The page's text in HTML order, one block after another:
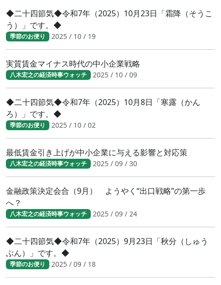
◆二十四節気◆令和7年（2025）10月23日「霜降（そうこ
う）」です。◆
季節のお便り 2025 / 10 / 19
実質賃金マイナス時代の中小企業戦略
八木宏之の経済時事ウォッチ 2025 / 10 / 09
◆二十四節気◆令和7年（2025）10月8日「寒露（かん
ろ）」です。◆
季節のお便り 2025 / 10 / 02
最低賃金引き上げが中小企業に与える影響と対応策
八木宏之の経済時事ウォッチ 2025 / 09 / 30
金融政策決定会合（9月） ようやく“出口戦略”の第一歩
へ？
八木宏之の経済時事ウォッチ 2025 / 09 / 24
◆二十四節気◆令和7年（2025）9月23日「秋分（しゅう
ぶん）」です。◆
季節のお便り 2025 / 09 / 18